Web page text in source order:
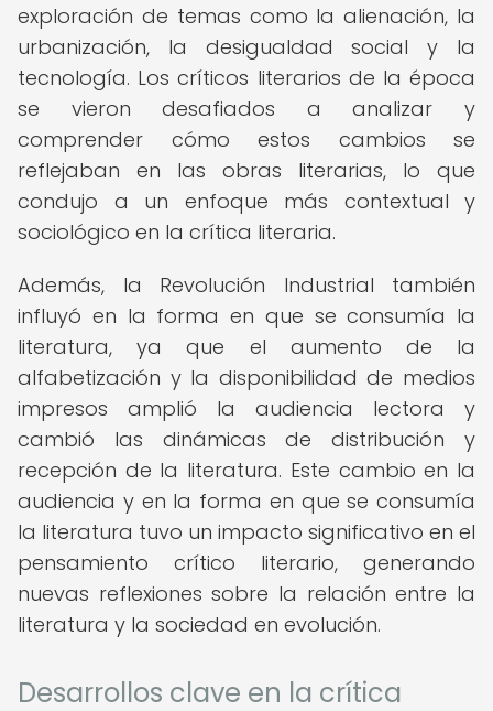
exploración de temas como la alienación, la
urbanización, la desigualdad social y la
tecnología. Los críticos literarios de la época
se vieron desafiados a analizar y
comprender cómo estos cambios se
reflejaban en las obras literarias, lo que
condujo a un enfoque más contextual y
sociológico en la crítica literaria.
Además, la Revolución Industrial también
influyó en la forma en que se consumía la
literatura, ya que el aumento de la
alfabetización y la disponibilidad de medios
impresos amplió la audiencia lectora y
cambió las dinámicas de distribución y
recepción de la literatura. Este cambio en la
audiencia y en la forma en que se consumía
la literatura tuvo un impacto significativo en el
pensamiento crítico literario, generando
nuevas reflexiones sobre la relación entre la
literatura y la sociedad en evolución.
Desarrollos clave en la crítica